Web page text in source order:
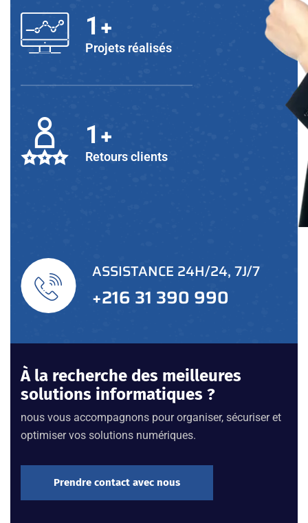
1+
Projets réalisés
1 +
Retours clients
ASSISTANCE 24H/24, 7J/7
+216 31 390 990
À la recherche des meilleures
solutions informatiques ?
nous vous accompagnons pour organiser, sécuriser et
optimiser vos solutions numériques.
Prendre contact avec nous